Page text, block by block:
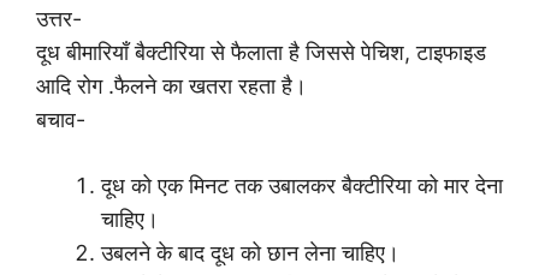
उत्तर-
दूध बीमारियाँ बैक्टीरिया से फैलाता है जिससे पेचिश, टाइफाइड
आदि रोग .फैलने का खतरा रहता है।
बचाव-
दूध को एक मिनट तक उबालकर बैक्टीरिया को मार देना
चाहिए।
उबलने के बाद दूध को छान लेना चाहिए।